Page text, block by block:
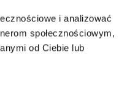
i analizować
społecznościowym,
od Ciebie lub